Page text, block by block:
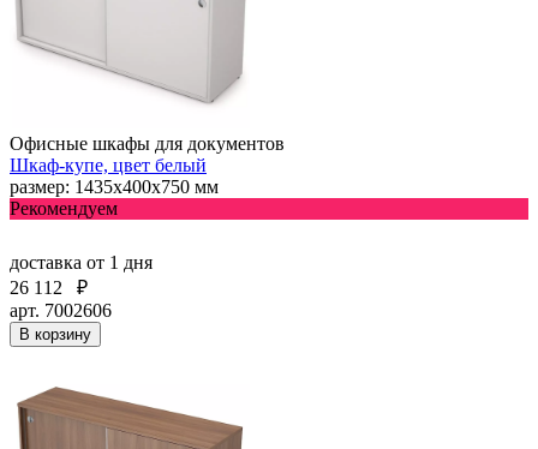
Офисные шкафы для документов
Шкаф-купе, цвет белый
размер: 1435х400х750 мм
Рекомендуем
доставка от 1 дня
26 112
₽
арт. 7002606
В корзину